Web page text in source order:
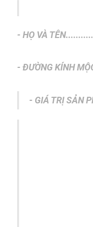
- HỌ VÀ
- ĐƯỜNG KÍNH
- GIÁ TRỊ SẢN